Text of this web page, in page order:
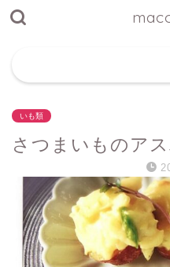
いも類
さつまいものア